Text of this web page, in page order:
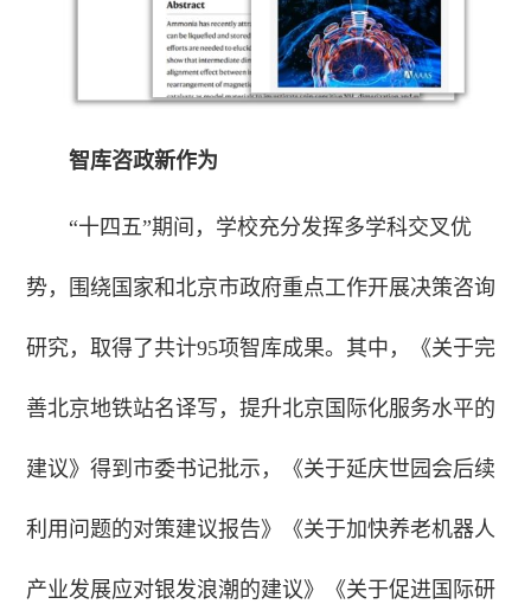
智库咨政新作为
“十四五”期间，学校充分发挥多学科交叉优
势，围绕国家和北京市政府重点工作开展决策咨询
研究，取得了共计95项智库成果。其中，《关于完
善北京地铁站名译写，提升北京国际化服务水平的
建议》得到市委书记批示，《关于延庆世园会后续
利用问题的对策建议报告》《关于加快养老机器人
产业发展应对银发浪潮的建议》《关于促进国际研